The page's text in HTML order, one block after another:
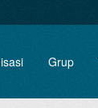
Grup